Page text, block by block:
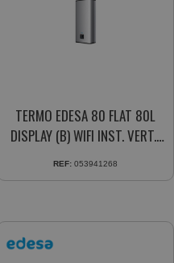
TERMO EDESA 80 FLAT 80L
DISPLAY (B) WIFI INST. VERT.-
HORIZ.
REF: 053941268